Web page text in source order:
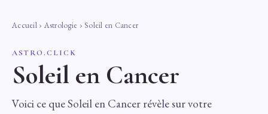
Accueil› Astrologie › Soleil en Cancer
ASTRO.CLICK
Soleil en Cancer
Voici ce que Soleil en Cancer révèle sur votre